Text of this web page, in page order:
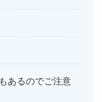
買える?カルディやイ
あるのでご注意